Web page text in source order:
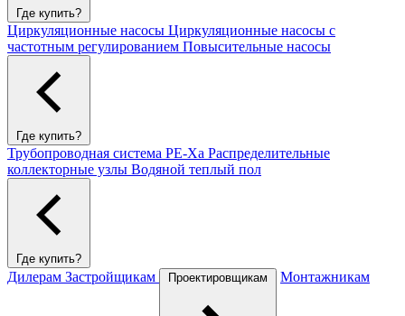
Где купить?
Циркуляционные насосы Циркуляционные насосы с
частотным регулированием Повысительные насосы
Где купить?
Трубопроводная система PE-Xa Распределительные
коллекторные узлы Водяной теплый пол
Где купить?
Дилерам Застройщикам Проектировщикам Монтажникам